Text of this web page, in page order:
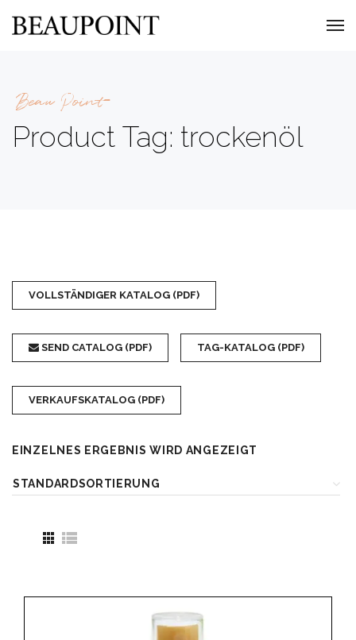
Beau Point
Product Tag: trockenöl
VOLLSTÄNDIGER KATALOG (PDF)
SEND CATALOG (PDF) TAG-KATALOG (PDF)
VERKAUFSKATALOG (PDF)
EINZELNES ERGEBNIS WIRD ANGEZEIGT